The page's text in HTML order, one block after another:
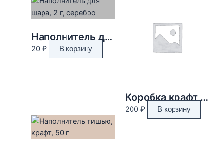
Наполнитель для шара, 2 г, серебро
20 ₽ В корзину
Коробка крафт 22*16*10см
200 ₽ В корзину